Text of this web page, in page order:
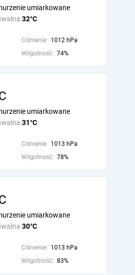
32°C
umiarkowane
Ciśnienie: 1012 hPa
Wilgotność: 74%
31°C
umiarkowane
Ciśnienie: 1013 hPa
Wilgotność: 78%
30°C
umiarkowane
Ciśnienie: 1013 hPa
Wilgotność: 83%